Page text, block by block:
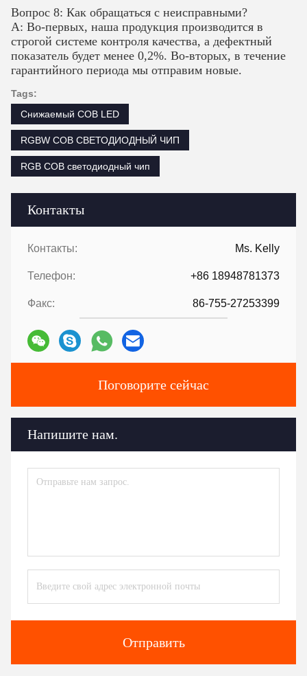
Контакты
Контакты: Ms. Kelly
Телефон: +86 18948781373
Факс: 86-755-27253399
Поговорите сейчас
Напишите нам.
Отправить
Вопрос 8: Как обращаться с неисправными?
A: Во-первых, наша продукция производится в
строгой системе контроля качества, а дефектный
показатель будет менее 0,2%. Во-вторых, в течение
гарантийного периода мы отправим новые.
Tags:
Снижаемый COB LED
RGBW COB СВЕТОДИОДНЫЙ ЧИП
RGB COB светодиодный чип